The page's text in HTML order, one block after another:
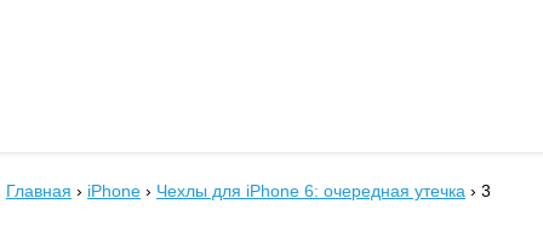
Главная › iPhone › Чехлы для iPhone 6: очередная утечка › 3